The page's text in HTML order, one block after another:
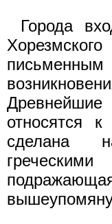
Города
сделана